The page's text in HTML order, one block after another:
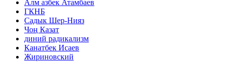
Алм азбек Атамбаев
ГКНБ
Садык Шер-Нияз
Чоң Казат
диний радикализм
Канатбек Исаев
Жириновский